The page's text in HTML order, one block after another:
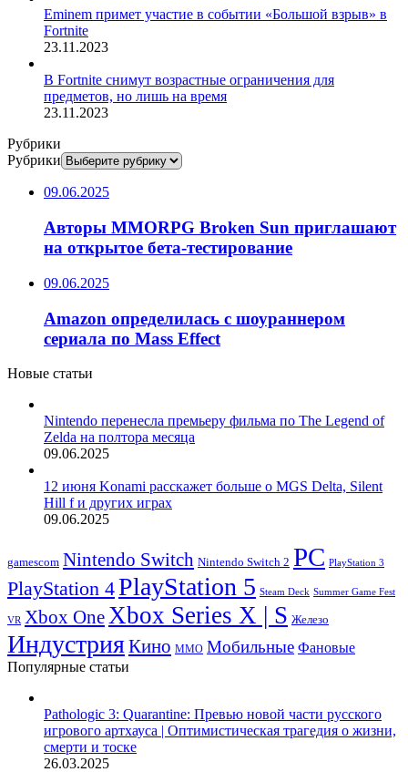
Eminem примет участие в событии «Большой взрыв» в
Fortnite
23.11.2023
В Fortnite снимут возрастные ограничения для
предметов, но лишь на время
23.11.2023
Рубрики
Рубрики
09.06.2025
Авторы MMORPG Broken Sun приглашают
на открытое бета-тестирование
09.06.2025
Amazon определилась с шоураннером
сериала по Mass Effect
Новые статьи
Nintendo перенесла премьеру фильма по The Legend of
Zelda на полтора месяца
09.06.2025
12 июня Konami расскажет больше о MGS Delta, Silent
Hill f и других играх
09.06.2025
gamescom Nintendo Switch Nintendo Switch 2 PC PlayStation 3
PlayStation 4PlayStation 5 Steam Deck Summer Game Fest
VR Xbox OneXbox Series X | S Железо
ИндустрияКино ММО Мобильные Фановые
Популярные статьи
Pathologic 3: Quarantine: Превью новой части русского
игрового артхауса | Оптимистическая трагедия о жизни,
смерти и тоске
26.03.2025